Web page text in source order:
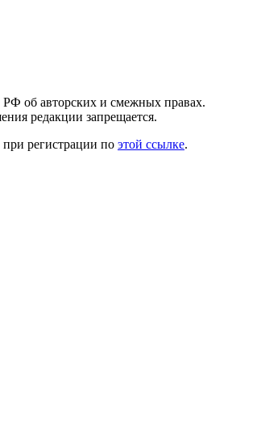
РФ об авторских и смежных правах.
редакции запрещается.
регистрации по этой ссылке.